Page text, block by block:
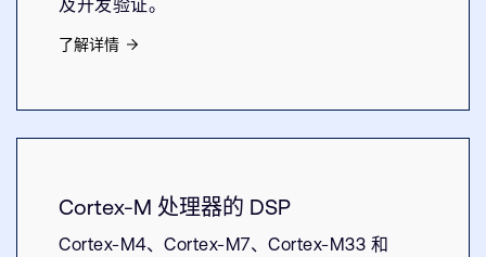
及开发验证。
了解详情
Cortex-M 处理器的 DSP
Cortex-M4、Cortex-M7、Cortex-M33 和